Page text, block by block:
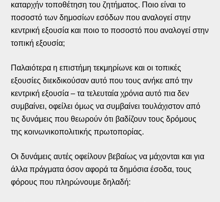
καταρχήν τοποθέτηση του ζητήματος. Ποιο είναι το
ποσοστό των δημοσίων εσόδων που αναλογεί στην
κεντρική εξουσία και ποιο το ποσοστό που αναλογεί στην
τοπική εξουσία;
Παλαιότερα η επιστήμη τεκμηρίωνε και οι τοπικές
εξουσίες διεκδικούσαν αυτό που τους ανήκε από την
κεντρική εξουσία – τα τελευταία χρόνια αυτό πια δεν
συμβαίνει, οφείλει όμως να συμβαίνει τουλάχιστον από
τις δυνάμεις που θεωρούν ότι βαδίζουν τους δρόμους
της κοινωνικοπολιτικής πρωτοπορίας.
Οι δυνάμεις αυτές οφείλουν βεβαίως να μάχονται και για
άλλα πράγματα όσον αφορά τα δημόσια έσοδα, τους
φόρους που πληρώνουμε δηλαδή: